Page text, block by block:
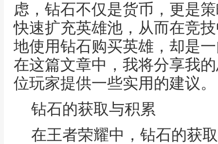
虑，钻石不仅是货币，更是
快速扩充英雄池，从而在竞
地使用钻石购买英雄，却是
在这篇文章中，我将分享我
位玩家提供一些实用的建议。
钻石的获取与积累
在王者荣耀中，钻石的获